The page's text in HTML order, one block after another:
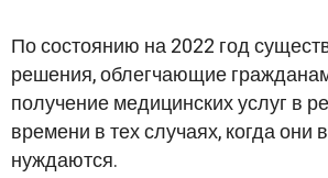
По состоянию на 2022 год
решения, облегчающие
получение медицинских услуг в
времени в тех случаях, когда они
нуждаются.